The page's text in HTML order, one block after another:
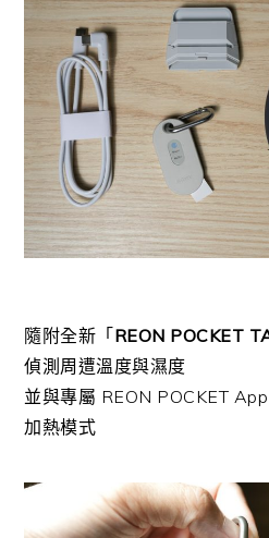
隨附全新「REON POCKET
偵測周遭溫度與濕度
並與專屬 REON POCKET
加熱模式